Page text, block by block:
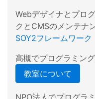
Webデザイナとプロ
クとCMSのメンテナ
SOY2フレームワーク
高槻でプログラミン
教室について